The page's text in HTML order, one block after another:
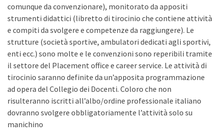
comunque da convenzionare), monitorato da appositi
strumenti didattici (libretto di tirocinio che contiene attività
e compiti da svolgere e competenze da raggiungere). Le
strutture (società sportive, ambulatori dedicati agli sportivi,
enti ecc.) sono molte e le convenzioni sono reperibili tramite
il settore del Placement office e career service. Le attività di
tirocinio saranno definite da un’apposita programmazione
ad opera del Collegio dei Docenti. Coloro che non
risulteranno iscritti all’albo/ordine professionale italiano
dovranno svolgere obbligatoriamente l’attività solo su
manichino